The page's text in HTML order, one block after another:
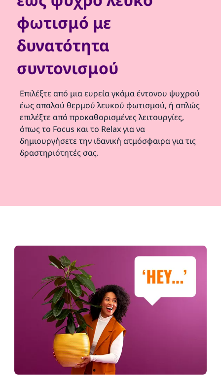
φωτισμό με
δυνατότητα
συντονισμού
Επιλέξτε από μια ευρεία γκάμα έντονου ψυχρού
έως απαλού θερμού λευκού φωτισμού, ή απλώς
επιλέξτε από προκαθορισμένες λειτουργίες,
όπως το Focus και το Relax για να
δημιουργήσετε την ιδανική ατμόσφαιρα για τις
δραστηριότητές σας.